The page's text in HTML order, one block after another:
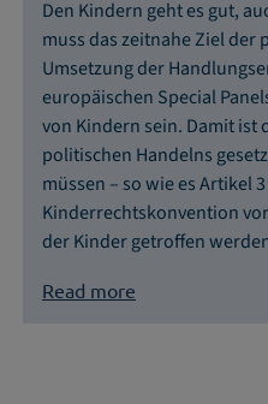
Den Kindern geht es gut,
muss das zeitnahe Ziel
Umsetzung der
europäischen Special
von Kindern sein. Damit ist
politischen Handelns
müssen – so wie es Artikel
Kinderrechtskonvention
der Kinder getroffen
Read more